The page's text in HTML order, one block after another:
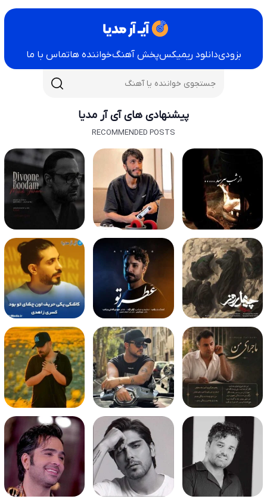
بزودیدانلود ریمیکسپخش آهنگخواننده هاتماس با ما
پیشنهادی های آی آر مدیا
RECOMMENDED POSTS